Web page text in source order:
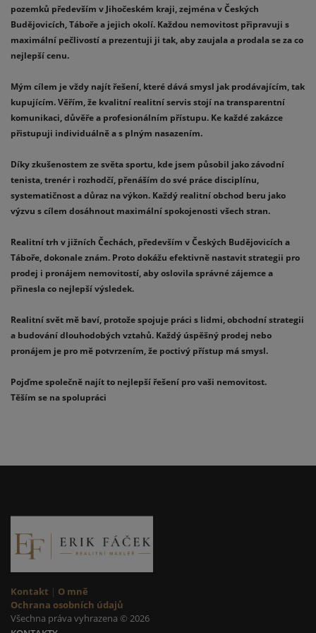
pozemků především v Jihočeském kraji, zejména v Českých
Budějovicích, Táboře a jejich okolí. Každou nemovitost připravuji s
maximální pečlivostí a prezentuji ji tak, aby zaujala a prodala se za co
nejlepší cenu.
Mým cílem je vždy najít řešení, které dává smysl jak prodávajícím, tak
kupujícím. Věřím, že kvalitní realitní servis stojí na transparentní
komunikaci, důvěře a profesionálním přístupu. Ke každé zakázce
přistupuji individuálně a s plným nasazením.
Díky zkušenostem ze světa sportu, kde jsem působil jako závodní
tenista, trenér i rozhodčí, přenáším do své práce disciplínu,
systematičnost a důraz na výkon. Každý realitní obchod beru jako
výzvu s cílem dosáhnout maximální spokojenosti všech stran.
Realitní trh v jižních Čechách, především v Českých Budějovicích a
Táboře, dokonale znám. Proto dokážu efektivně nastavit strategii pro
prodej i pronájem nemovitostí, aby oslovila správné zájemce a
přinesla co nejlepší výsledek.
Realitní svět mě baví, protože spojuje práci s lidmi, obchodní strategii
a budování dlouhodobých vztahů. Každý úspěšný prodej nebo
pronájem je pro mě potvrzením, že poctivý přístup má smysl.
Pojďme společně najít to nejlepší řešení pro vaši nemovitost.
Těším se na spolupráci
Kontakt | O mně
Ochrana osobních údajů
Všechna práva vyhrazena © 2026